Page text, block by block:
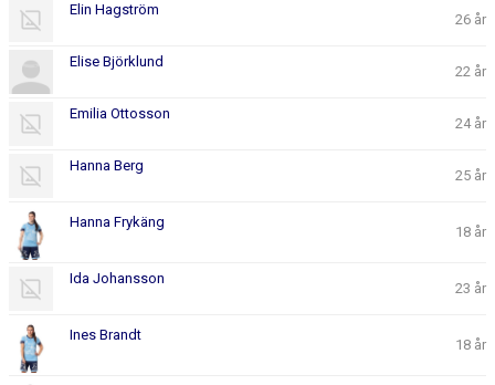
Elin Hagström
26 år
Elise Björklund
22 år
Emilia Ottosson
24 år
Hanna Berg
25 år
Hanna Frykäng
18 år
Ida Johansson
23 år
Ines Brandt
18 år